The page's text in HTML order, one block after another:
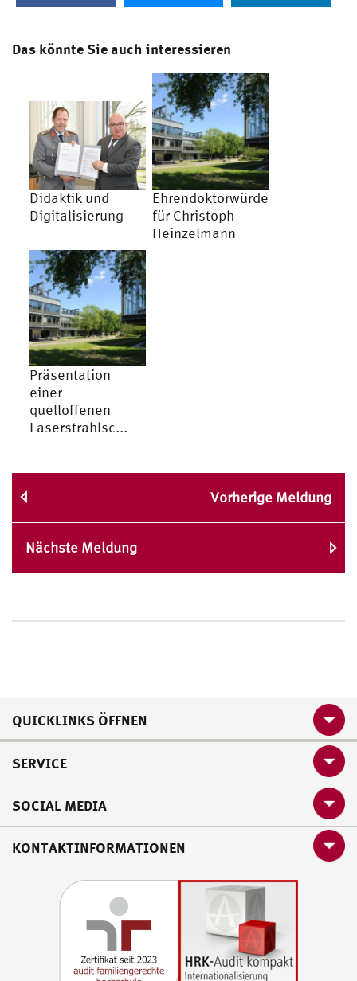
Das könnte Sie auch interessieren
Didaktik und
Digitalisierung
Ehrendoktorwürde
für Christoph
Heinzelmann
Präsentation
einer
quelloffenen
Laserstrahl­sc...
Vorherige Meldung
Nächste Meldung
QUICKLINKS ÖFFNEN
SERVICE
SOCIAL MEDIA
KONTAKTINFORMATIONEN